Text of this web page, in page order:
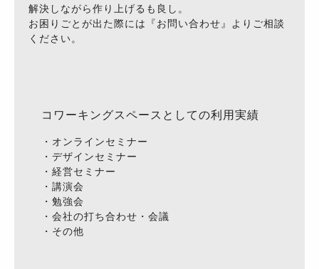
解決しながら作り上げるも良し。
お困りごとが出た際には『お問い合わせ』よりご相談
ください。
コワーキングスペースとしての利用実績
・オンラインセミナー
・デザインセミナー
・経営セミナー
・講演会
・勉強会
・会社の打ち合わせ・会議
・その他